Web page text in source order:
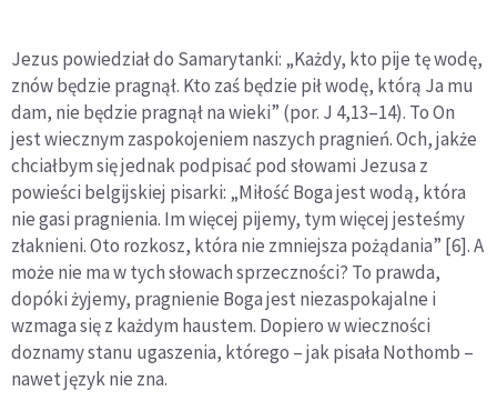
Jezus powiedział do Samarytanki: „Każdy, kto pije tę wodę,
znów będzie pragnął. Kto zaś będzie pił wodę, którą Ja mu
dam, nie będzie pragnął na wieki” (por. J 4,13–14). To On
jest wiecznym zaspokojeniem naszych pragnień. Och, jakże
chciałbym się jednak podpisać pod słowami Jezusa z
powieści belgijskiej pisarki: „Miłość Boga jest wodą, która
nie gasi pragnienia. Im więcej pijemy, tym więcej jesteśmy
złaknieni. Oto rozkosz, która nie zmniejsza pożądania” [6]. A
może nie ma w tych słowach sprzeczności? To prawda,
dopóki żyjemy, pragnienie Boga jest niezaspokajalne i
wzmaga się z każdym haustem. Dopiero w wieczności
doznamy stanu ugaszenia, którego – jak pisała Nothomb –
nawet język nie zna.